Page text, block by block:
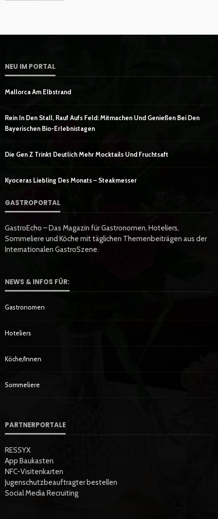
NEU IM PORTAL
Mallorca Am Elbstrand
Rein In Den Stall, Rauf Aufs Feld: Mitmachen Und Genießen Bei Den
Bayerischen Bio-Erlebnistagen
Die Gen Z Trinkt Deutlich Mehr Mocktails Und Fruchtsaft
Kyoceras Liebling Des Monats – Steakmesser
GASTROPORTAL
GastroEcho – Das Magazin für Gastronomen, Hoteliers,
Sommeliere und Köche mit täglichen Themenbeiträgen aus der
Internationalen GastroSzene.
NEWS & INFOS FÜR:
Gastronomen
Hoteliers
Köche/innen
Sommeliere
PARTNERPORTALE
RESSYX
App Baukasten
NFC-Visitenkarten
Jugenschutzbeauftragter bestellen
Social Media Recruiting